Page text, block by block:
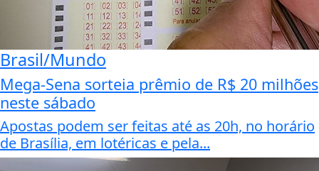
Brasil/Mundo
Mega-Sena sorteia prêmio de R$ 20 milhões
neste sábado
Apostas podem ser feitas até as 20h, no horário
de Brasília, em lotéricas e pela...